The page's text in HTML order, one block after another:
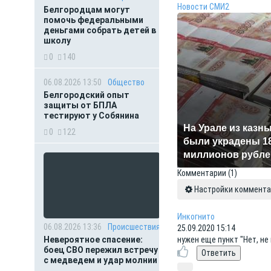
Белгородцам могут
помочь федеральными
деньгами собрать детей в
школу
0
140
06.08.2026 13:50
Общество
Белгородский опыт
защиты от БПЛА
тестируют у Собянина
0
122
06.08.2026 13:36
Происшествия
Невероятное спасение:
боец СВО пережил встречу
с медведем и удар молнии
Новости СМИ2
На Урале из
были украдены
миллионов
Комментарии (1)
Настройки
Инкогнито
25.09.2020 15:14
нужен еще пункт "Нет, не